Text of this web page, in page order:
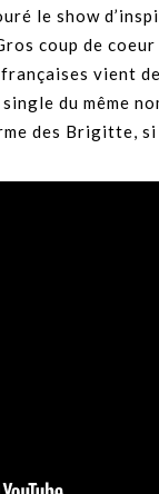
le show
coup de
vient
du même
des Brigitte, si